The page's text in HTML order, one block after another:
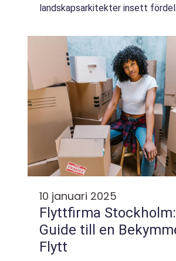
landskapsarkitekter insett
tilltalande k...
10 januari 2025
Flyttfirma
Guide till en
Flytt